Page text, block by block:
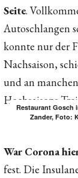
Seite.
Autoschlangen
konnte nur der
Nachsaison,
und an
Hochsaisons-
Restaurant Gosch
Zander, Foto:
War Corona
fest. Die